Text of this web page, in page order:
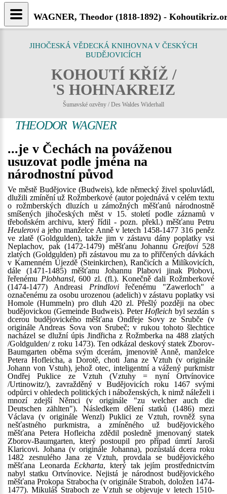
JIHOČESKÁ VĚDECKÁ KNIHOVNA V ČESKÝCH
BUDĚJOVICÍCH
KOHOUTÍ KŘÍŽ /
'S HOHNAKREIZ
Šumavské ozvěny / Des Waldes Widerhall
THEODOR WAGNER
...je v Čechách na pováženou
usuzovat podle jména na
národnostní původ
Ve městě Budějovice (Budweis), kde německý živel spoluvládl,
dlužili zmínění už Rožmberkové (autor pojednává v celém textu
o rožmberských dluzích u zámožných měšťanů národnostně
smíšených jihočeských měst v 15. století podle záznamů v
třeboňském archivu, který řídil - pozn. překl.) měšťanu Petru
Heulerovi a jeho manželce Anně v letech 1458-1477 316 peněz
ve zlatě (Goldgulden), takže jim v zástavu dány poplatky vsi
Neplachov, pak (1472-1479) měšťanu Johannu Greifovi528
zlatých (Goldgulden) při zástavou mu za to přiřčených dávkách
v Kamenném Újezdě (Steinkirchen), Rančicích a Milíkovicích,
dále (1471-1485) měšťanu Johannu Plabovi jinak Plobovi,
řeřenému Plobhansl, 600 zl. (fl.). Konečně dali Rožmberkové
(1474-1477) Andreasi Prindloviřečenému "Zawerloch" a
označenému za osobu urozenou (adelich) v zástavu poplatky vsi
Homole (Hummeln) pro dluh 420 zl. Přešlý později na obec
budějovickou (Gemeinde Budweis). Peter Hofleich byl sezdán s
dcerou budějovického měšťana Ondřeje Sovy ze Srubče (v
originále Andreas Sova von Srubeč; v rukou tohoto šlechtice
nacházel se dlužní úpis Jindřicha z Rožmberka na 488 zlatých
/Goldgulden/ z roku 1473). Ten odkázal deskový statek Zborov-
Baumgarten oběma svým dcerám, jmenovitě Anně, manželce
Petera Hofleicha, a Dorotě, choti Jana ze Vztuh (v originále
Johann von Vstuh), jehož otec, inteligentní a vážený purkmistr
Ondřej Puklice ze Vztuh (Vztuhy = nyní Ortvínovice
/Urtinowitz/), zavražděný v Budějovicích roku 1467 svými
odpůrci v ohledech politických i náboženských, k nimž náleželi i
mnozí zdejší Němci (v originále "zu welcher auch die
Deutschen zählten"). Následkem dělení statků (1486) mezi
Václava (v originále Wenzl) Puklici ze Vztuh, rovněž syna
nešťastného purkmistra, a zmíněného už budějovického
měšťana Petera Hofleicha zdědil posledně jmenovaný statek
Zborov-Baumgarten, který postoupil pro případ úmrtí Jaroši
Klaricovi. Johana (v originále Johanna), pozůstalá dcera roku
1482 zesnulého Jana ze Vztuh, provdala se budějovického
měšťana Leonarda Eckharta, který tak jejím prostřednictvím
nabyl statku Ortvínovice. Nejistá je národnost budějovického
měšťana Prokopa Strabocha (v originále Straboh, doložen 1474-
1477). Mikuláš Straboch ze Vztuh se objevuje v letech 1510-
WAGNER, Theodor (1818-1892) -